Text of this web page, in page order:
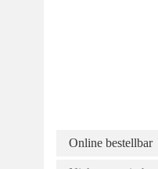
Online bestellbar